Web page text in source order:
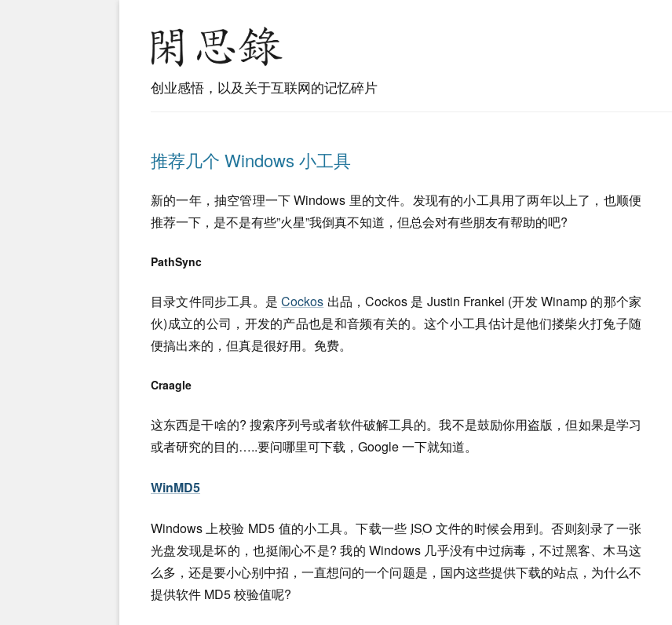
创业感悟，以及关于互联网的记忆碎片
推荐几个 Windows 小工具
新的一年，抽空管理一下 Windows 里的文件。发现有的小工具用了两年以上了，也顺便
推荐一下，是不是有些”火星”我倒真不知道，但总会对有些朋友有帮助的吧?
PathSync
目录文件同步工具。是Cockos 出品，Cockos 是 Justin Frankel (开发 Winamp 的那个家
伙)成立的公司，开发的产品也是和音频有关的。这个小工具估计是他们搂柴火打兔子随
便搞出来的，但真是很好用。免费。
Craagle
这东西是干啥的? 搜索序列号或者软件破解工具的。我不是鼓励你用盗版，但如果是学习
或者研究的目的…..要问哪里可下载，Google 一下就知道。
WinMD5
Windows 上校验 MD5 值的小工具。下载一些 ISO 文件的时候会用到。否则刻录了一张
光盘发现是坏的，也挺闹心不是? 我的 Windows 几乎没有中过病毒，不过黑客、木马这
么多，还是要小心别中招，一直想问的一个问题是，国内这些提供下载的站点，为什么不
提供软件 MD5 校验值呢?